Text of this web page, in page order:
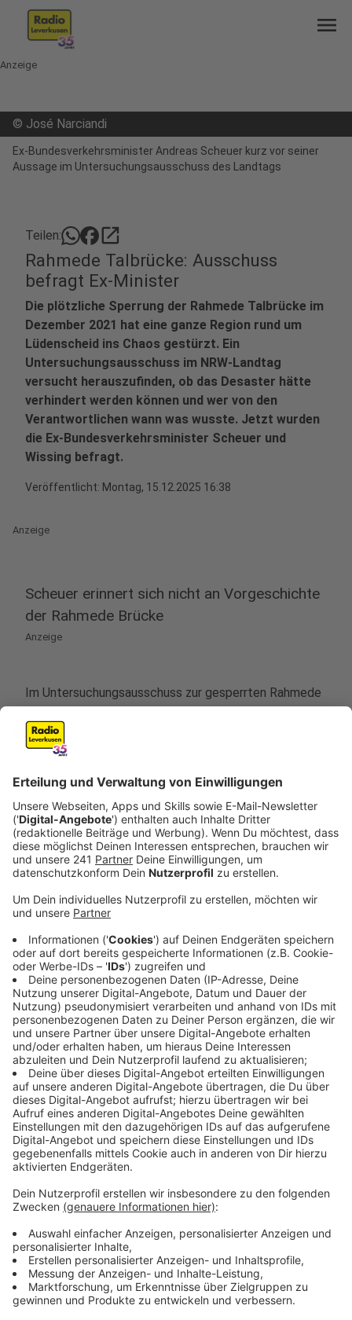
menu
Anzeige
© José Narciandi
Ex-Bundesverkehrsminister Andreas Scheuer kurz vor seiner
Aussage im Untersuchungsausschuss des Landtags
Teilen: open_in_new
Rahmede Talbrücke: Ausschuss
befragt Ex-Minister
Die plötzliche Sperrung der Rahmede Talbrücke im
Dezember 2021 hat eine ganze Region rund um
Lüdenscheid ins Chaos gestürzt. Ein
Untersuchungsausschuss im NRW-Landtag
versucht herauszufinden, ob das Desaster hätte
verhindert werden können und wer von den
Verantwortlichen wann was wusste. Jetzt wurden
die Ex-Bundesverkehrsminister Scheuer und
Wissing befragt.
Veröffentlicht: Montag, 15.12.2025 16:38
Anzeige
Scheuer erinnert sich nicht an Vorgeschichte
der Rahmede Brücke
Anzeige
Im Untersuchungsausschuss zur gesperrten Rahmede
Talbrücke bei Lüdenscheid hat der ehemalige
Bundesverkehrsminister Andreas Scheuer erklärt, er
habe keine konkrete Erinnerung an die plötzliche
habe sich als Minister nicht um einzelne
Brückenprojekte gekümmert. Diese seien auf
fachlicher Ebene betreut worden. Zudem habe sich die
Sperrung in den letzten Tagen seiner Amtszeit
ereignet, in denen er sich auf die Amtsübergabe
vorbereitet habe.
Scheuer betonte, dass bundesweit viele Brücken in
einem schlechten Zustand gewesen seien. Rund elf
Prozent der Bauwerke seien laut Brückenbericht als
bedenklich eingestuft worden. Er habe versucht, den
Sanierungsstau trotz der Corona Pandemie abzubauen.
Nordrhein Westfalen habe dabei besonders viele
Investitionen erhalten und zusätzliche Mittel abrufen
können.
Anzeige
©José Narciandi
Ex-Bundesverkehrsminister Volker Wissing kurz vor
NRW-Landtags
Anzeige
Wissing berichtet von dramatischen
Zuständen vor Ort